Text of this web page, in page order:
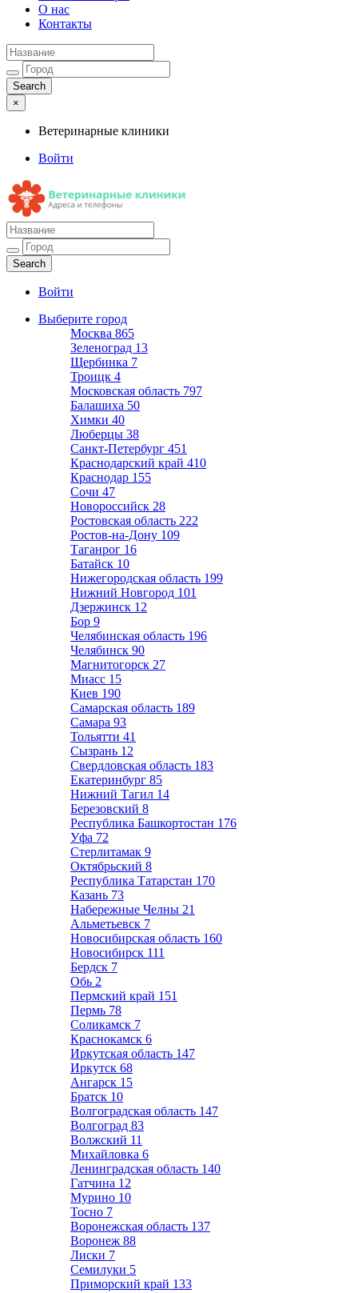
О нас
Контакты
×
Ветеринарные клиники
Войти
Ветеринарные клиники
Адреса и телефоны
Войти
Выберите город
Москва 865
Зеленоград 13
Щербинка 7
Троицк 4
Московская область 797
Балашиха 50
Химки 40
Люберцы 38
Санкт-Петербург 451
Краснодарский край 410
Краснодар 155
Сочи 47
Новороссийск 28
Ростовская область 222
Ростов-на-Дону 109
Таганрог 16
Батайск 10
Нижегородская область 199
Нижний Новгород 101
Дзержинск 12
Бор 9
Челябинская область 196
Челябинск 90
Магнитогорск 27
Миасс 15
Киев 190
Самарская область 189
Самара 93
Тольятти 41
Сызрань 12
Свердловская область 183
Екатеринбург 85
Нижний Тагил 14
Березовский 8
Республика Башкортостан 176
Уфа 72
Стерлитамак 9
Октябрьский 8
Республика Татарстан 170
Казань 73
Набережные Челны 21
Альметьевск 7
Новосибирская область 160
Новосибирск 111
Бердск 7
Обь 2
Пермский край 151
Пермь 78
Соликамск 7
Краснокамск 6
Иркутская область 147
Иркутск 68
Ангарск 15
Братск 10
Волгоградская область 147
Волгоград 83
Волжский 11
Михайловка 6
Ленинградская область 140
Гатчина 12
Мурино 10
Тосно 7
Воронежская область 137
Воронеж 88
Лиски 7
Семилуки 5
Приморский край 133